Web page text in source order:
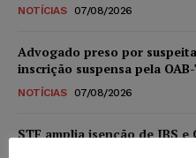
NOTÍCIAS 07/08/2026
Advogado preso por
inscrição suspensa pela
NOTÍCIAS 07/08/2026
STF amplia isenção de IBS e